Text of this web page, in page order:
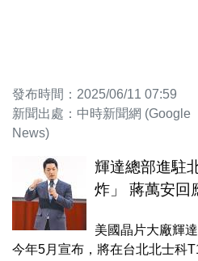
發布時間：2025/06/11 07:59
新聞出處：中時新聞網 (Google
News)
輝達總部進駐
炸」 蔣萬安回
美國晶片大廠輝
今年5月宣布，將在台北北士科